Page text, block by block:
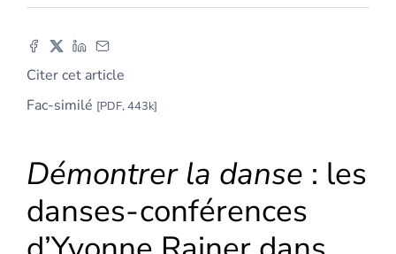
Citer cet article
Fac-similé [PDF, 443k]
Démontrer la danse : les
danses-conférences